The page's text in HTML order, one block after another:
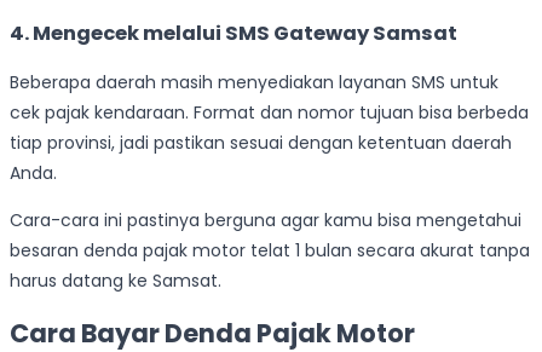
4. Mengecek melalui SMS Gateway Samsat
Beberapa daerah masih menyediakan layanan SMS untuk
cek pajak kendaraan. Format dan nomor tujuan bisa berbeda
tiap provinsi, jadi pastikan sesuai dengan ketentuan daerah
Anda.
Cara-cara ini pastinya berguna agar kamu bisa mengetahui
besaran denda pajak motor telat 1 bulan secara akurat tanpa
harus datang ke Samsat.
Cara Bayar Denda Pajak Motor